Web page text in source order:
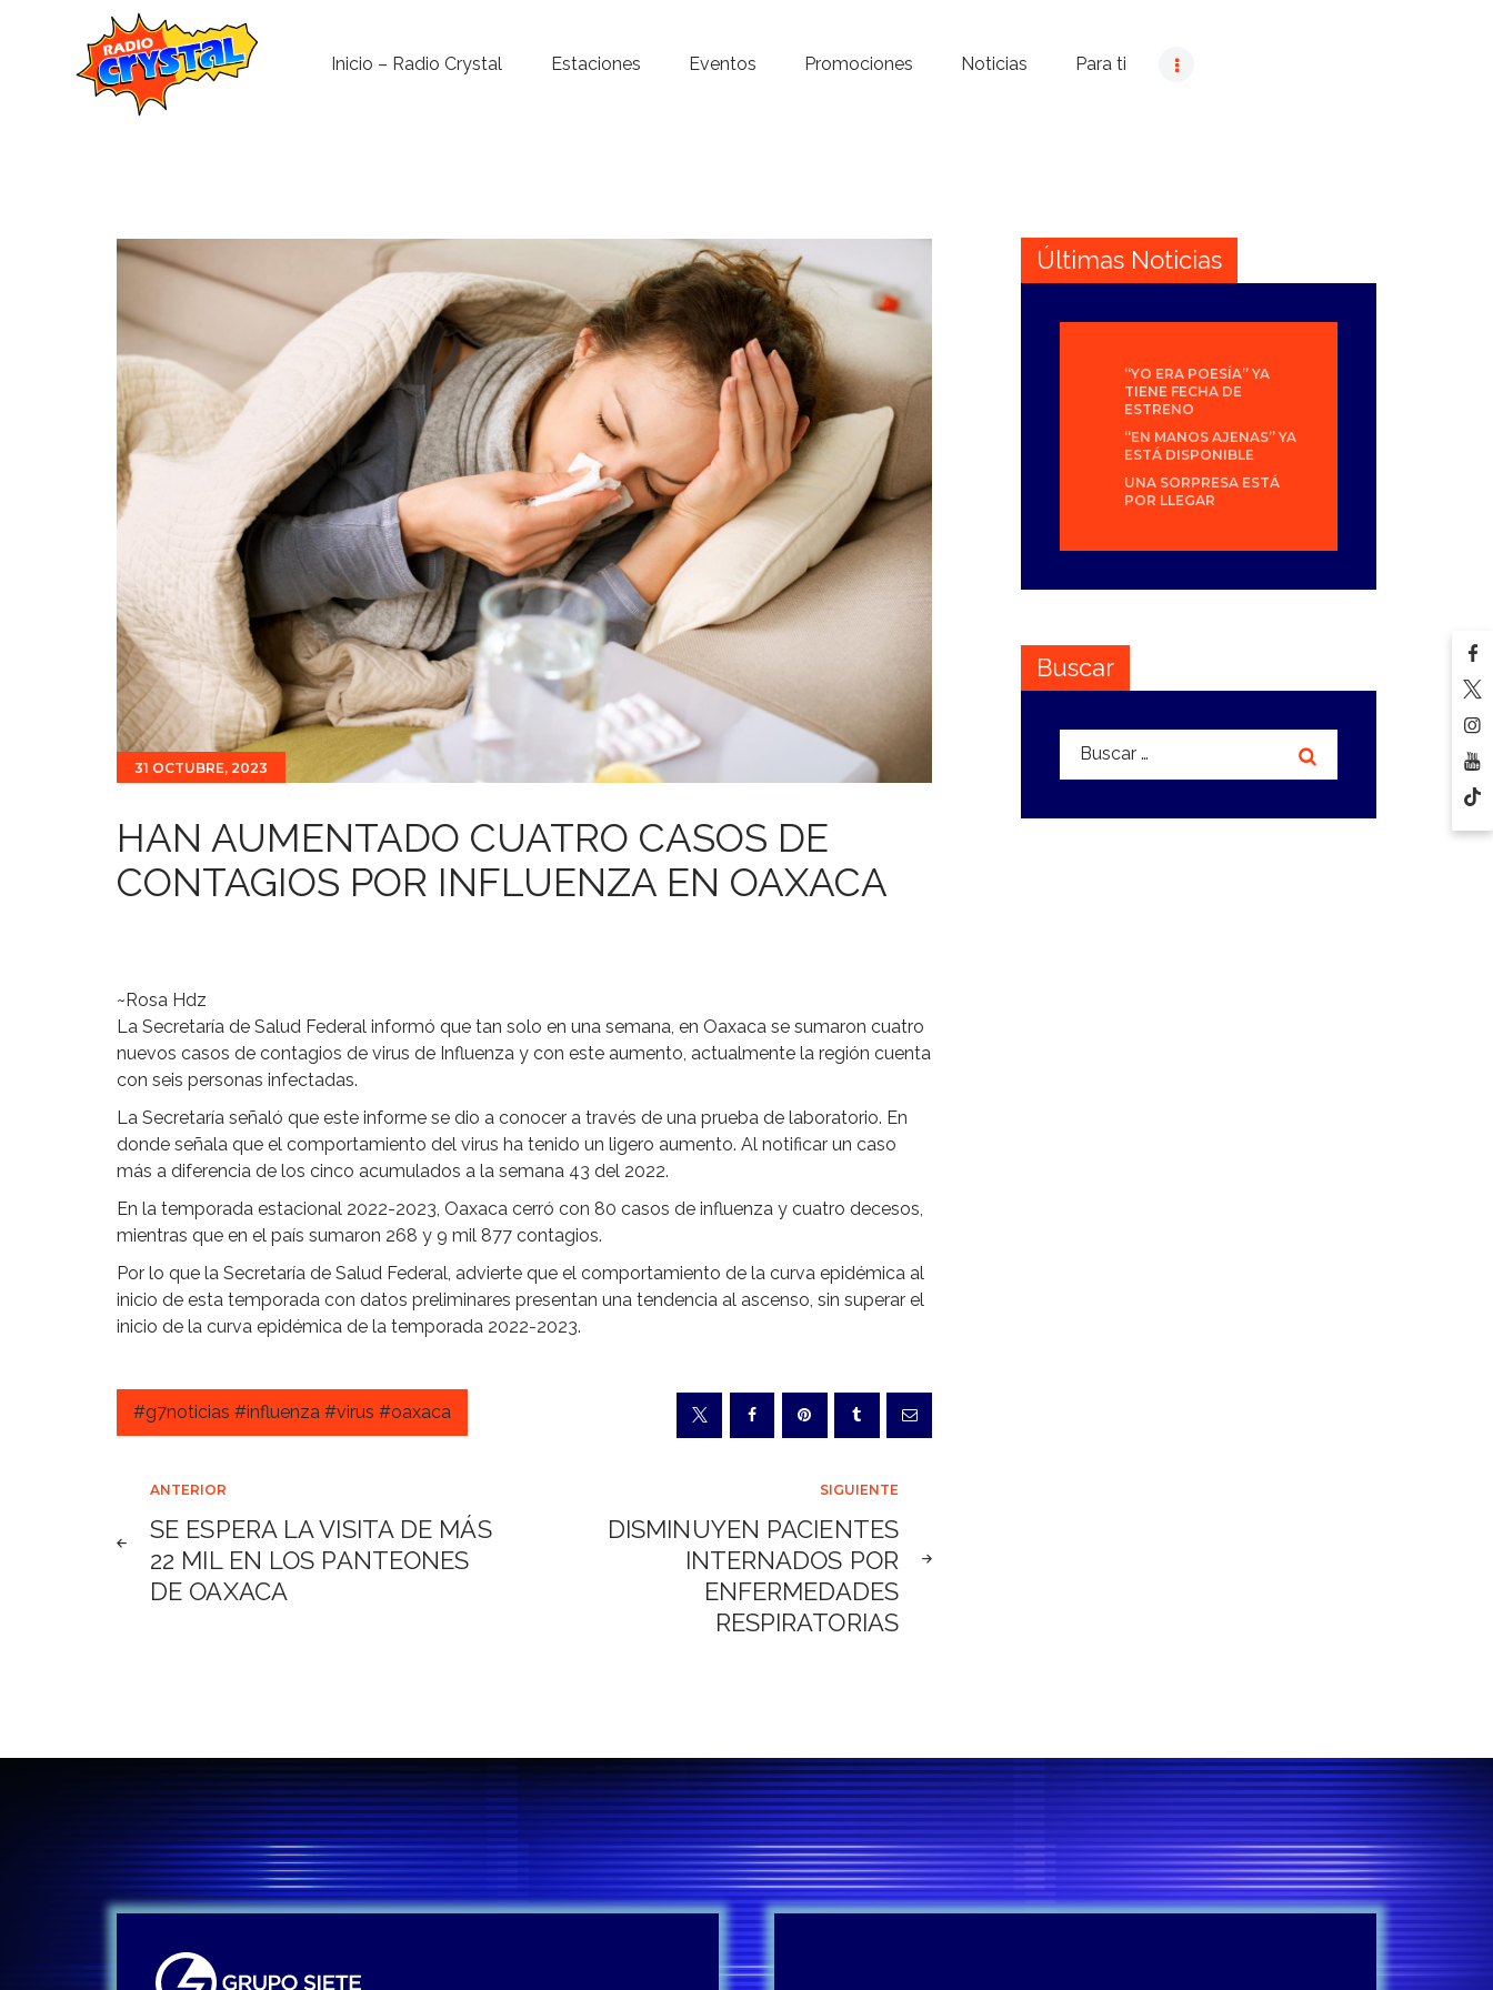
Inicio – Radio Crystal Estaciones Eventos Promociones Noticias Para ti
Noticias
Para ti
Contacto
31 OCTUBRE, 2023
HAN AUMENTADO CUATRO CASOS DE
CONTAGIOS POR INFLUENZA EN OAXACA
~Rosa Hdz
La Secretaría de Salud Federal informó que tan solo en una semana, en Oaxaca se sumaron cuatro
nuevos casos de contagios de virus de Influenza y con este aumento, actualmente la región cuenta
con seis personas infectadas.
La Secretaría señaló que este informe se dio a conocer a través de una prueba de laboratorio. En
donde señala que el comportamiento del virus ha tenido un ligero aumento. Al notificar un caso
más a diferencia de los cinco acumulados a la semana 43 del 2022.
En la temporada estacional 2022-2023, Oaxaca cerró con 80 casos de influenza y cuatro decesos,
mientras que en el país sumaron 268 y 9 mil 877 contagios.
Por lo que la Secretaría de Salud Federal, advierte que el comportamiento de la curva epidémica al
inicio de esta temporada con datos preliminares presentan una tendencia al ascenso, sin superar el
inicio de la curva epidémica de la temporada 2022-2023.
#g7noticias #influenza #virus #oaxaca
Navegación
de
entradas
ANTERIOR
SE ESPERA LA VISITA DE MÁS
22 MIL EN LOS PANTEONES
DE OAXACA
SIGUIENTE
DISMINUYEN PACIENTES
INTERNADOS POR
ENFERMEDADES
RESPIRATORIAS
Últimas Noticias
“YO ERA POESÍA” YA
TIENE FECHA DE
ESTRENO
“EN MANOS AJENAS” YA
ESTÁ DISPONIBLE
UNA SORPRESA ESTÁ
POR LLEGAR
Buscar
Buscar: